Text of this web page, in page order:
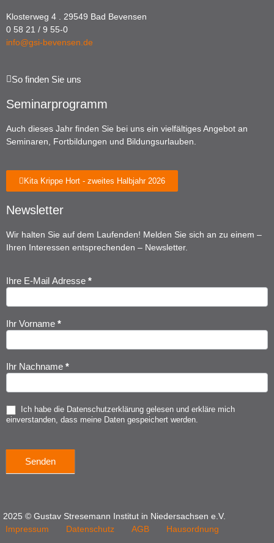
Klosterweg 4 . 29549 Bad Bevensen
0 58 21 / 9 55-0
info@gsi-bevensen.de
So finden Sie uns
Seminarprogramm
Auch dieses Jahr finden Sie bei uns ein vielfältiges Angebot an
Seminaren, Fortbildungen und Bildungsurlauben.
Kita Krippe Hort - zweites Halbjahr 2026
Newsletter
Wir halten Sie auf dem Laufenden! Melden Sie sich an zu einem –
Ihren Interessen entsprechenden – Newsletter.
Newsletter
Anmeldung
Ihre E-Mail Adresse *
Ihr Vorname *
Ihr Nachname *
Ich habe die Datenschutzerklärung gelesen und erkläre mich
einverstanden, dass meine Daten gespeichert werden.
Senden
2025 © Gustav Stresemann Institut in Niedersachsen e.V.
Impressum
Datenschutz AGB Hausordnung